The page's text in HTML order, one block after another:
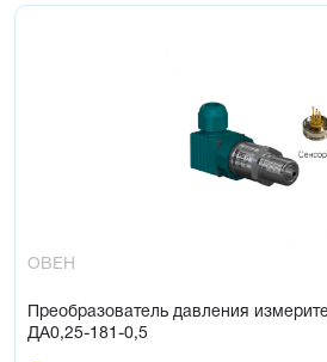
ОВЕН
Преобразователь давления
ДА0,25-181-0,5